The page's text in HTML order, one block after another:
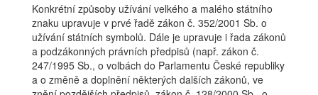
Konkrétní způsoby užívání velkého a malého státního
znaku upravuje v prvé řadě zákon č. 352/2001 Sb. o
užívání státních symbolů. Dále je upravuje i řada zákonů
a podzákonných právních předpisů (např. zákon č.
247/1995 Sb., o volbách do Parlamentu České republiky
a o změně a doplnění některých dalších zákonů, ve